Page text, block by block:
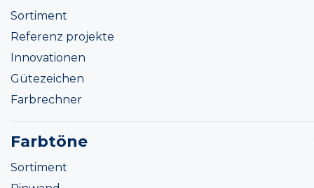
Sortiment
Referenz projekte
Innovationen
Gütezeichen
Farbrechner
Farbtöne
Sortiment